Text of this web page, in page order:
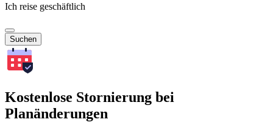
Ich reise geschäftlich
Suchen
Kostenlose Stornierung bei
Planänderungen